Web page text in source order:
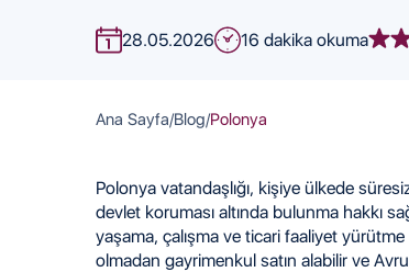
28.05.2026 16 dakika okuma
Ana Sayfa/Blog/Polonya
Polonya vatandaşlığı, kişiye ülkede
devlet koruması altında bulunma hakkı
yaşama, çalışma ve ticari faaliyet
olmadan gayrimenkul satın alabilir ve